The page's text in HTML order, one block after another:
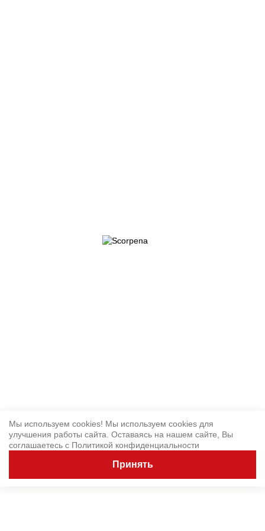
Мы используем cookies! Мы используем cookies для
улучшения работы сайта. Оставаясь на нашем сайте, Вы
соглашаетесь с Политикой конфиденциальности
Принять